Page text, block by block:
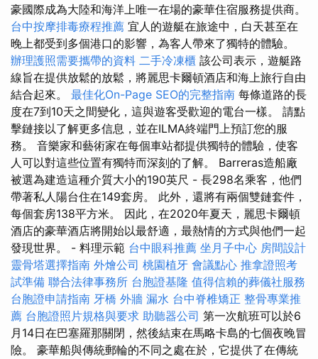
豪國際成為大陸和海洋上唯一在場的豪華住宿服務提供商。
台中按摩排毒療程推薦 宜人的遊艇在旅途中，白天甚至在
晚上都受到多個港口的影響，為客人帶來了獨特的體驗。
辦理護照需要攜帶的資料 二手冷凍櫃 該公司表示，遊艇路
線旨在提供放鬆的放鬆，將麗思卡爾頓酒店和海上旅行自由
結合起來。 最佳化On-Page SEO的完整指南 每條道路的長
度在7到10天之間變化，這與遊客受歡迎的電台一樣。 請點
擊鏈接以了解更多信息，並在ILMA終端門上預訂您的服
務。 音樂家和藝術家在每個車站都提供獨特的體驗，使客
人可以對這些位置有獨特而深刻的了解。 Barreras造船廠
被選為建造這種介質大小的190英尺 - 長298名乘客，他們
帶著私人陽台住在149套房。 此外，還將有兩個雙鏈套件，
每個套房138平方米。 因此，在2020年夏天，麗思卡爾頓
酒店的豪華酒店將開始以最舒適，最熱情的方式與他們一起
發現世界。 - 料理示範 台中眼科推薦 坐月子中心 房間設計
靈骨塔選擇指南 外燴公司 桃園植牙 會議點心 推拿證照考
試準備 聯合法律事務所 台胞證基隆 值得信賴的葬儀社服務
台胞證申請指南 牙橋 外牆 漏水 台中脊椎矯正 整骨專業推
薦 台胞證照片規格與要求 助聽器公司 第一次航班可以於6
月14日在巴塞羅那關閉，然後結束在馬略卡島的七個夜晚冒
險。 豪華船與傳統郵輪的不同之處在於，它提供了在傳統